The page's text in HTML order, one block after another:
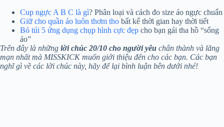
Cup ngực A B C là gì? Phân loại và cách đo size áo ngực chuẩn
Giữ cho quần áo luôn thơm tho bất kể thời gian hay thời tiết
Bỏ túi 5 ứng dụng chụp hình cực đẹp cho bạn gái tha hồ “sống
ảo”
Trên đây là những lời chúc 20/10 cho người yêu chân thành và lãng
mạn nhất mà MISSKICK muốn giới thiệu đến cho các bạn. Các bạn
nghĩ gì về các lời chúc này, hãy để lại bình luận bên dưới nhé!